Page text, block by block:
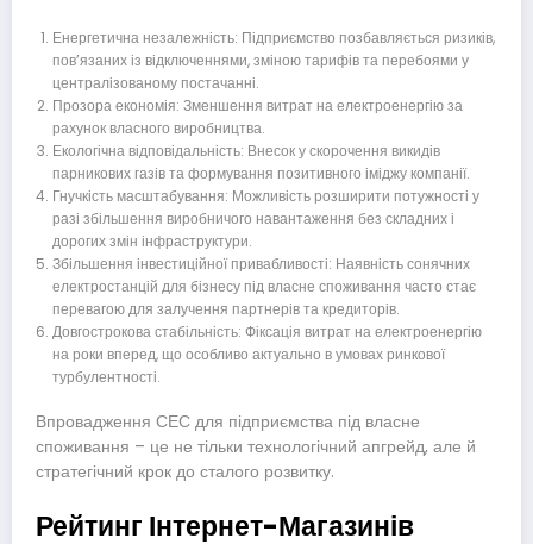
Енергетична незалежність: Підприємство позбавляється ризиків,
пов’язаних із відключеннями, зміною тарифів та перебоями у
централізованому постачанні.
Прозора економія: Зменшення витрат на електроенергію за
рахунок власного виробництва.
Екологічна відповідальність: Внесок у скорочення викидів
парникових газів та формування позитивного іміджу компанії.
Гнучкість масштабування: Можливість розширити потужності у
разі збільшення виробничого навантаження без складних і
дорогих змін інфраструктури.
Збільшення інвестиційної привабливості: Наявність сонячних
електростанцій для бізнесу під власне споживання часто стає
перевагою для залучення партнерів та кредиторів.
Довгострокова стабільність: Фіксація витрат на електроенергію
на роки вперед, що особливо актуально в умовах ринкової
турбулентності.
Впровадження СЕС для підприємства під власне
споживання – це не тільки технологічний апгрейд, але й
стратегічний крок до сталого розвитку.
Рейтинг Інтернет-Магазинів